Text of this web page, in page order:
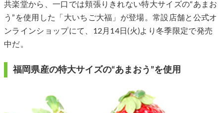
共楽堂から、一口では頬張りきれない特大サイズの“あまお
う”を使用した「大いちご大福」が登場。常設店舗と公式オ
ンラインショップにて、12月14日(火)より冬季限定で発売
中だ。
福岡県産の特大サイズの“あまおう”を使用